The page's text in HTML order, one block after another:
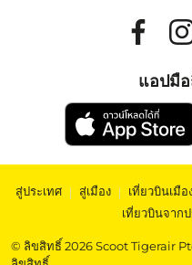
แอปมื
สู่ประเทศ | สู่เมือง | เที่ยวบินเมือ
เที่ยวบินจาก
© ลิขสิทธิ์ 2026 Scoot Tigerair